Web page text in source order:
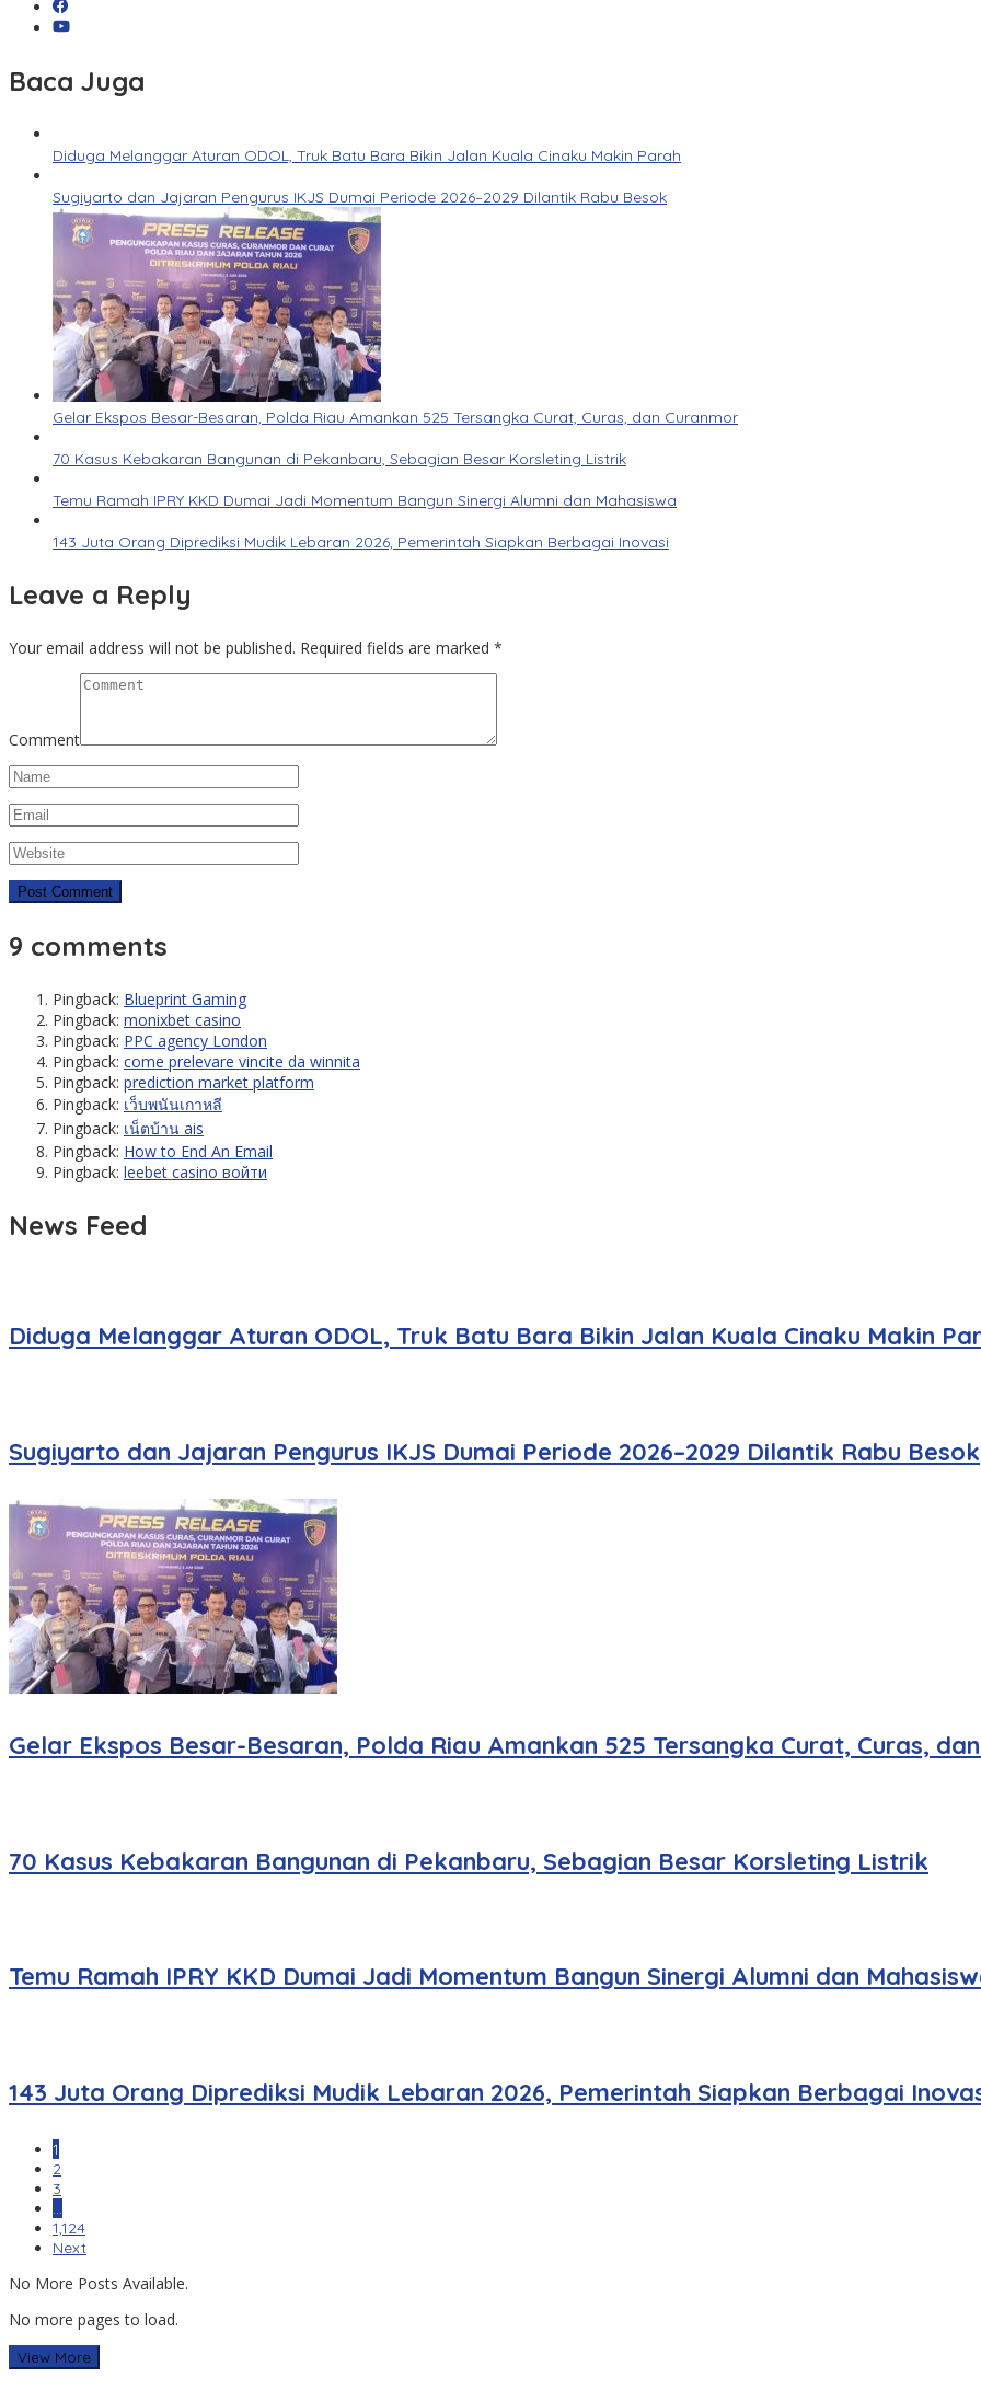
Baca Juga
Diduga Melanggar Aturan ODOL, Truk Batu Bara Bikin Jalan Kuala Cinaku Makin Parah
Sugiyarto dan Jajaran Pengurus IKJS Dumai Periode 2026–2029 Dilantik Rabu Besok
Gelar Ekspos Besar-Besaran, Polda Riau Amankan 525 Tersangka Curat, Curas, dan Curanmor
70 Kasus Kebakaran Bangunan di Pekanbaru, Sebagian Besar Korsleting Listrik
Temu Ramah IPRY KKD Dumai Jadi Momentum Bangun Sinergi Alumni dan Mahasiswa
143 Juta Orang Diprediksi Mudik Lebaran 2026, Pemerintah Siapkan Berbagai Inovasi
Leave a Reply
Your email address will not be published. Required fields are marked *
Comment
9 comments
Pingback: Blueprint Gaming
Pingback: monixbet casino
Pingback: PPC agency London
Pingback: come prelevare vincite da winnita
Pingback: prediction market platform
Pingback: เว็บพนันเกาหลี
Pingback: เน็ตบ้าน ais
Pingback: How to End An Email
Pingback: leebet casino войти
News Feed
Diduga Melanggar Aturan ODOL, Truk Batu Bara Bikin Jalan Kuala Cinaku Makin
Sugiyarto dan Jajaran Pengurus IKJS Dumai Periode 2026–2029 Dilantik Rabu Besok
Gelar Ekspos Besar-Besaran, Polda Riau Amankan 525 Tersangka Curat, Curas,
70 Kasus Kebakaran Bangunan di Pekanbaru, Sebagian Besar Korsleting Listrik
Temu Ramah IPRY KKD Dumai Jadi Momentum Bangun Sinergi Alumni dan
143 Juta Orang Diprediksi Mudik Lebaran 2026, Pemerintah Siapkan Berbagai
1
2
3
…
1,124
Next
No More Posts Available.
No more pages to load.
View More